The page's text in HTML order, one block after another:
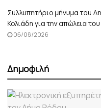
Συλλυπητήριο μήνυμα του
Κολιάδη για την απώλεια
06/08/2026
Δημοφιλή